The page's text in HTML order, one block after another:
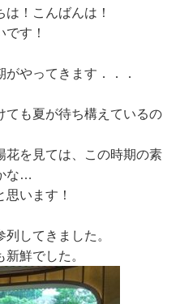
！こんばんは！
す！
やってきます．．．
ても夏が待ち構えているの
花を見ては、この時期の素
な…
います！
してきました。
鮮でした。